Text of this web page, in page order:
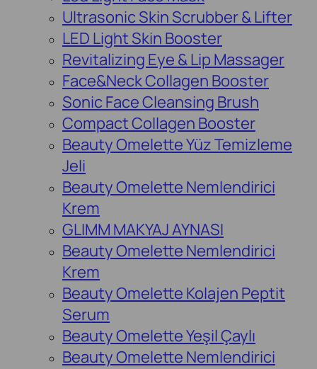
Ultrasonic Skin Scrubber & Lifter
LED Light Skin Booster
Revitalizing Eye & Lip Massager
Face&Neck Collagen Booster
Sonic Face Cleansing Brush
Compact Collagen Booster
Beauty Omelette Yüz Temizleme
Jeli
Beauty Omelette Nemlendirici
Krem
GLIMM MAKYAJ AYNASI
Beauty Omelette Nemlendirici
Krem
Beauty Omelette Kolajen Peptit
Serum
Beauty Omelette Yeşil Çaylı
Beauty Omelette Nemlendirici